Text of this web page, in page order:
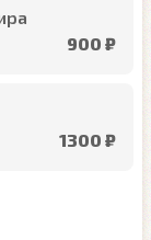
900 ₽
1300 ₽